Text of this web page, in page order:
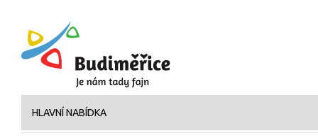
HLAVNÍ NABÍDKA